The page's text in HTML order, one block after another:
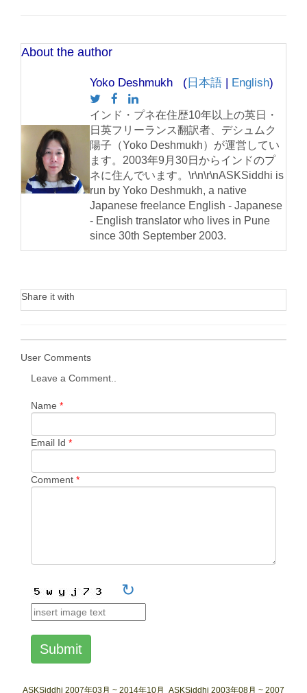
About the author
Yoko Deshmukh ( 日本語 | English)
インド・プネ在住歴10年以上の英日・
日英フリーランス翻訳者、デシュムク
陽子（Yoko Deshmukh）が運営してい
ます。2003年9月30日からインドのプ
ネに住んでいます。\r\n\r\nASKSiddhi is
run by Yoko Deshmukh, a native
Japanese freelance English - Japanese
- English translator who lives in Pune
since 30th September 2003.
Share it with
User Comments
Leave a Comment..
Name *
Email Id *
Comment *
↻
Submit
ASKSiddhi 2007年03月 ~ 2014年10月 ASKSiddhi 2003年08月 ~ 2007